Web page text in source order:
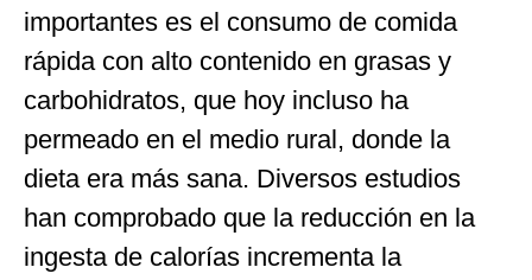
importantes es el consumo de comida
rápida con alto contenido en grasas y
carbohidratos, que hoy incluso ha
permeado en el medio rural, donde la
dieta era más sana. Diversos estudios
han comprobado que la reducción en la
ingesta de calorías incrementa la